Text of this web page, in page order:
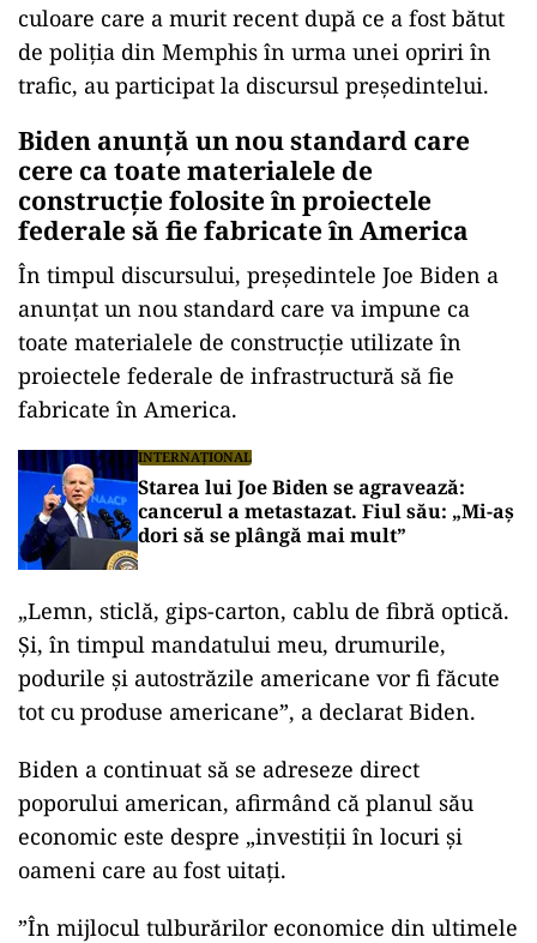
culoare care a murit recent după ce a fost bătut
de poliţia din Memphis în urma unei opriri în
trafic, au participat la discursul preşedintelui.
Biden anunţă un nou standard care
cere ca toate materialele de
construcţie folosite în proiectele
federale să fie fabricate în America
În timpul discursului, preşedintele Joe Biden a
anunţat un nou standard care va impune ca
toate materialele de construcţie utilizate în
proiectele federale de infrastructură să fie
fabricate în America.
INTERNAȚIONAL
Starea lui Joe Biden se agravează:
cancerul a metastazat. Fiul său: „Mi-aș
dori să se plângă mai mult”
„Lemn, sticlă, gips-carton, cablu de fibră optică.
Şi, în timpul mandatului meu, drumurile,
podurile şi autostrăzile americane vor fi făcute
tot cu produse americane”, a declarat Biden.
Biden a continuat să se adreseze direct
poporului american, afirmând că planul său
economic este despre „investiţii în locuri şi
oameni care au fost uitaţi.
”În mijlocul tulburărilor economice din ultimele